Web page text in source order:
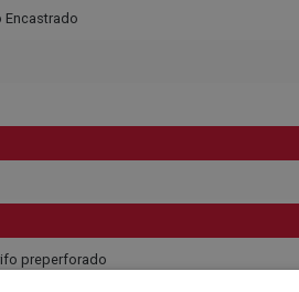
Encastrado
preperforado